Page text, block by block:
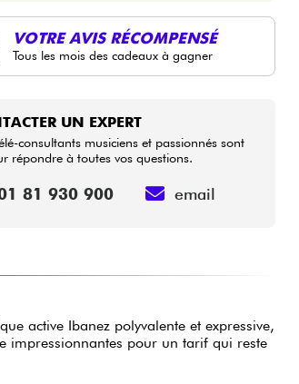
VOTRE AVIS RÉCOMPENSÉ
Tous les mois des cadeaux à gagner
UN EXPERT
consultants musiciens et passionnés sont
répondre à toutes vos questions.
81 930 900 email
active Ibanez polyvalente et expressive,
impressionnantes pour un tarif qui reste